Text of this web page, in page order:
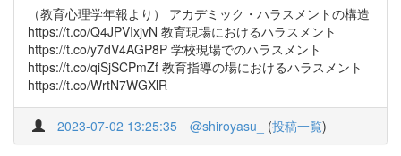
（教育心理学年報より） アカデミック・ハラスメントの構造
https://t.co/Q4JPVIxjvN 教育現場におけるハラスメント
https://t.co/y7dV4AGP8P 学校現場でのハラスメント
https://t.co/qiSjSCPmZf 教育指導の場におけるハラスメント
https://t.co/WrtN7WGXlR
2023-07-02 13:25:35 @shiroyasu_ (投稿一覧)